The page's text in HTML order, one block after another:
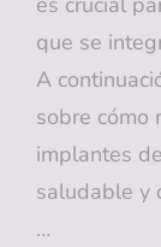
que se
A
sobre cómo
implantes
saludable y
…